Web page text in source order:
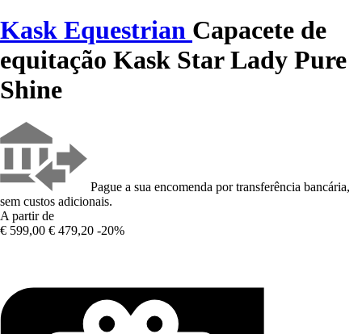
Kask Equestrian Capacete de
equitação Kask Star Lady Pure
Shine
Pague a sua encomenda por transferência bancária,
sem custos adicionais.
A partir de
€ 599,00 € 479,20 -20%